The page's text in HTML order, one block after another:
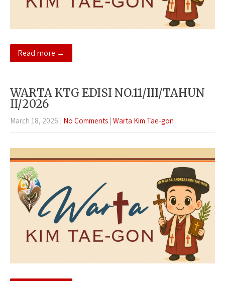
Read more →
WARTA KTG EDISI NO.11/III/TAHUN
II/2026
March 18, 2026 | No Comments | Warta Kim Tae-gon